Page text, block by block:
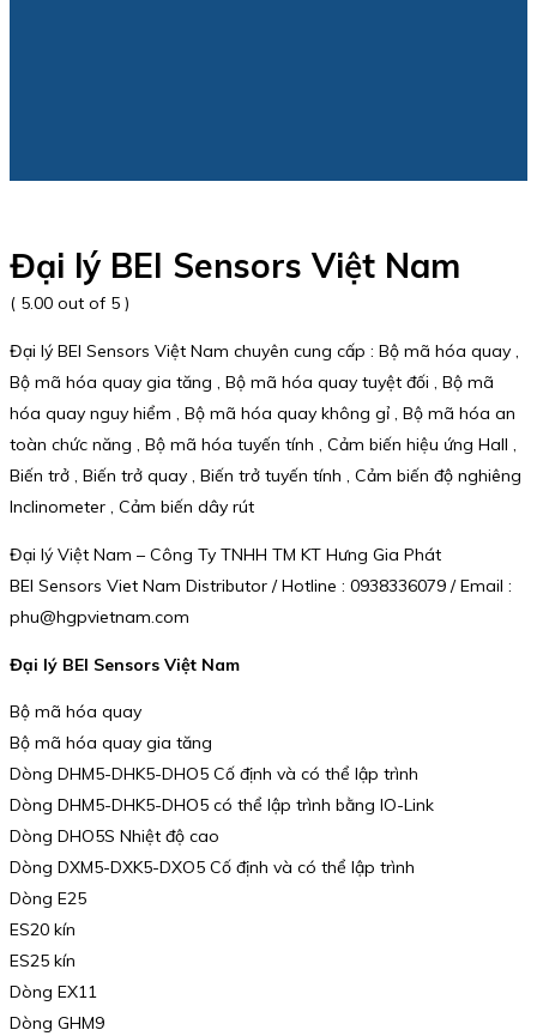
Đại lý BEI Sensors Việt Nam
( 5.00 out of 5 )
Đại lý BEI Sensors Việt Nam chuyên cung cấp : Bộ mã hóa quay ,
Bộ mã hóa quay gia tăng , Bộ mã hóa quay tuyệt đối , Bộ mã
hóa quay nguy hiểm , Bộ mã hóa quay không gỉ , Bộ mã hóa an
toàn chức năng , Bộ mã hóa tuyến tính , Cảm biến hiệu ứng Hall ,
Biến trở , Biến trở quay , Biến trở tuyến tính , Cảm biến độ nghiêng
Inclinometer , Cảm biến dây rút
Đại lý Việt Nam – Công Ty TNHH TM KT Hưng Gia Phát
BEI Sensors Viet Nam Distributor / Hotline : 0938336079 / Email :
phu@hgpvietnam.com
Đại lý BEI Sensors Việt Nam
Bộ mã hóa quay
Bộ mã hóa quay gia tăng
Dòng DHM5-DHK5-DHO5 Cố định và có thể lập trình
Dòng DHM5-DHK5-DHO5 có thể lập trình bằng IO-Link
Dòng DHO5S Nhiệt độ cao
Dòng DXM5-DXK5-DXO5 Cố định và có thể lập trình
Dòng E25
ES20 kín
ES25 kín
Dòng EX11
Dòng GHM9